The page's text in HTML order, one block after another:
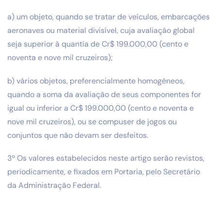
a) um objeto, quando se tratar de veículos, embarcações
aeronaves ou material divisível, cuja avaliação global
seja superior à quantia de Cr$ 199.000,00 (cento e
noventa e nove mil cruzeiros);
b) vários objetos, preferencialmente homogêneos,
quando a soma da avaliação de seus componentes for
igual ou inferior a Cr$ 199.000,00 (cento e noventa e
nove mil cruzeiros), ou se compuser de jogos ou
conjuntos que não devam ser desfeitos.
3º Os valores estabelecidos neste artigo serão revistos,
periodicamente, e fixados em Portaria, pelo Secretário
da Administração Federal.